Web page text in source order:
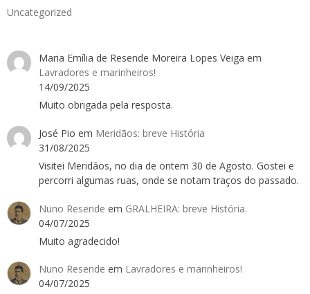
Uncategorized
Maria Emília de Resende Moreira Lopes Veiga em
Lavradores e marinheiros!
14/09/2025
Muito obrigada pela resposta.
José Pio em Meridãos: breve História
31/08/2025
Visitei Meridãos, no dia de ontem 30 de Agosto. Gostei e
percorri algumas ruas, onde se notam traços do passado.
Nuno Resende em GRALHEIRA: breve História.
04/07/2025
Muito agradecido!
Nuno Resende em Lavradores e marinheiros!
04/07/2025